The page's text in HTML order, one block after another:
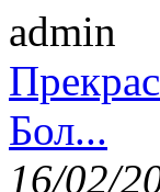
admin
Бол...
16/02/